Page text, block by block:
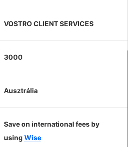
VOSTRO CLIENT SERVICES
3000
Ausztrália
Save on international fees by
using Wise